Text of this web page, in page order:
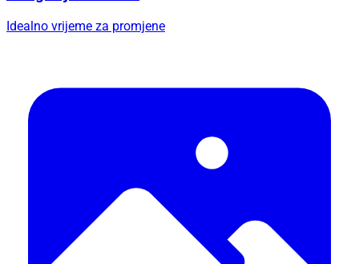
Idealno vrijeme za promjene